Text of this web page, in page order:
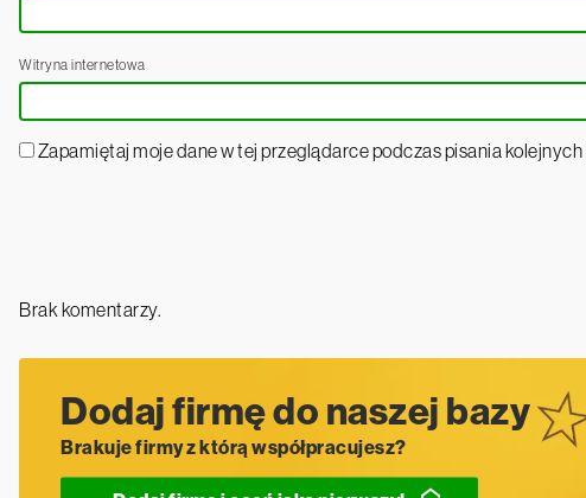
Witryna internetowa
Zapamiętaj moje dane w tej przeglądarce podczas pisania
Brak komentarzy.
Dodaj firmę do naszej bazy
Brakuje firmy z którą współpracujesz?